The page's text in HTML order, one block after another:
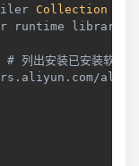
Collection
runtime libraries
. aliyun . com/